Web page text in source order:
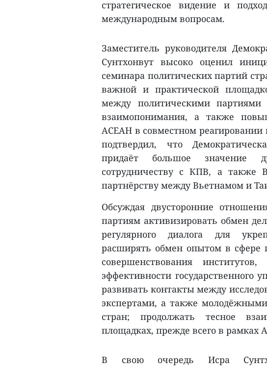
стратегическое видение и
международным вопросам.
Заместитель руководителя
Сунтхонвут высоко оценил
семинара политических партий
важной и практической
между политическими
взаимопонимания, а также
АСЕАН в совместном
подтвердил, что
придаёт большое значение
сотрудничеству с КПВ, а также
партнёрству между Вьетнамом и
Обсуждая двусторонние
партиям активизировать обмен
регулярного диалога для
расширять обмен опытом в сфере
совершенствования
эффективности государственного
развивать контакты между
экспертами, а также
стран; продолжать тесное
площадках, прежде всего в рамках
В свою очередь Исра